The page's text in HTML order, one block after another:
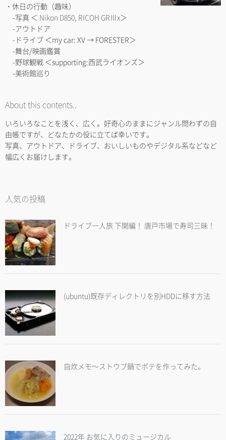
・休日の行動（趣味）
-写真 ＜ Nikon D850 RICOH GRⅢx＞
-アウトドア
-ドライブ ＜my car: XV → FORESTER＞
-舞台/映画鑑賞
-野球観戦 ＜supporting:西武ライオンズ＞
-美術館巡り
About this contents..
いろいろなことを浅く、広く。好奇心のままにジャンル問わずの自
由帳ですが、どなたかの役に立てば幸いです。
写真、アウトドア、ドライブ、おいしいものやデジタル系などなど
幅広くお届けします。
人気の投稿
ドライブ一人旅 下関編！ 唐戸市場で寿司三昧！
(ubuntu)既存ディレクトリを別HDDに移す方法
自炊メモ～ストウブ鍋でポテを作ってみた。
2022年 お気に入りのミュージカル